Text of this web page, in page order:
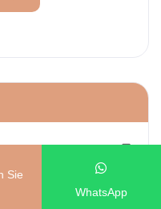
Sie
WhatsApp